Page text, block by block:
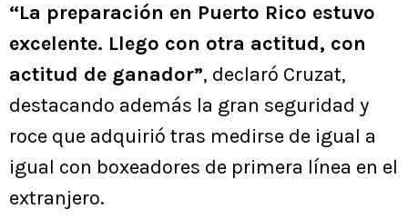
“La preparación en Puerto Rico estuvo
excelente. Llego con otra actitud, con
actitud de ganador”, declaró Cruzat,
destacando además la gran seguridad y
roce que adquirió tras medirse de igual a
igual con boxeadores de primera línea en el
extranjero.